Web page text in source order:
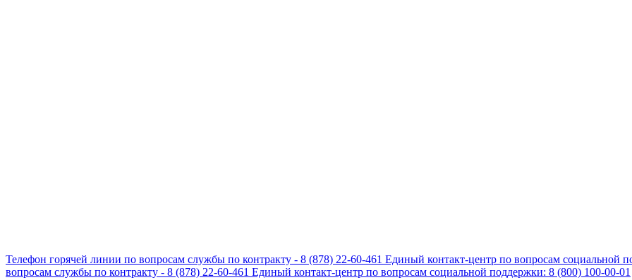
Телефон горячей линии по вопросам службы по контракту - 8 (878) 22-60-461 Единый контакт-центр по вопросам социальной
вопросам службы по контракту - 8 (878) 22-60-461 Единый контакт-центр по вопросам социальной поддержки: 8 (800) 100-00-01